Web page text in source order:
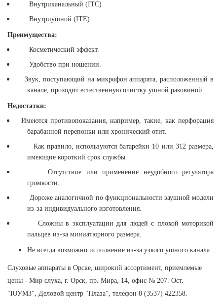
Внутриканальный (ITC)
Внутриушной (ITE)
Преимущества:
Косметический эффект.
Удобство при ношении.
Звук, поступающий на микрофон аппарата, расположенный в
канале, проходит естественную очистку ушной раковиной.
Недостатки:
Имеются противопоказания, например, такие, как перфорация
барабанной перепонки или хронический отит.
Как правило, используются батарейки 10 или 312 размера,
имеющие короткий срок службы.
Отсутствие или применение неудобного регулятора
громкости.
Дороже аналогичной по функциональности заушной модели
из-за индивидуального изготовления.
Сложны в эксплуатации для людей с плохой моторикой
пальцев из-за миниатюрного размера.
Не всегда возможно исполнение из-за узкого ушного канала.
Слуховые аппараты в Орске, широкий ассортимент, приемлемые
цены - Мир слуха, г. Орск, пр. Мира, 14, офис № 207. Ост.
"ЮУМЗ", Деловой центр "Плаза", телефон 8 (3537) 422358.